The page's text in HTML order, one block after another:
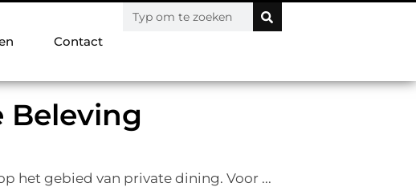
Contact
Beleving
het gebied van private dining. Voor ...